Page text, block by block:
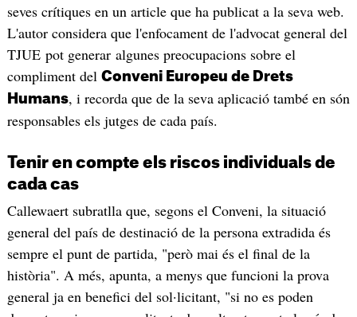
seves crítiques en un article que ha publicat a la seva web.
L'autor considera que l'enfocament de l'advocat general del
TJUE pot generar algunes preocupacions sobre el
compliment del Conveni Europeu de Drets
Humans, i recorda que de la seva aplicació també en són
responsables els jutges de cada país.
Tenir en compte els riscos individuals de
cada cas
Callewaert subratlla que, segons el Conveni, la situació
general del país de destinació de la persona extradida és
sempre el punt de partida, "però mai és el final de la
història". A més, apunta, a menys que funcioni la prova
general ja en benefici del sol·licitant, "si no es poden